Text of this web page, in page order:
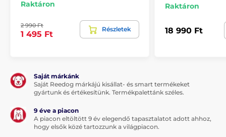
Raktáron
2 990 Ft
1 495 Ft
Részletek
Raktáron
18 990 Ft
Saját márkánk
Saját Reedog márkájú kisállat- és smart termékeket
gyártunk és értékesítünk. Termékpalettánk széles.
9 éve a piacon
A piacon eltöltött 9 év elegendő tapasztalatot adott ahhoz,
hogy elsők közé tartozzunk a világpiacon.